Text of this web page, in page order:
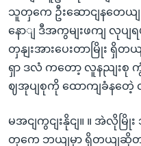
သူတှကေ ဦးဆောငျနတေယျ
နောျ ဒီအကွမျးဖကျ လုပျ
တှနျးအားပေးတာမြိုး ရှိတ
ရှာ ဒလံ ကတော့ လူနညျးစု ကွံ့
ဈအုပျစုကို ထောကျခံနတေဲ့
မအငျကွငျးနိုငျ။ ။ အဲလိုမြို
တှကေ ဘယျမှာ ရှိတယျဆိုတ